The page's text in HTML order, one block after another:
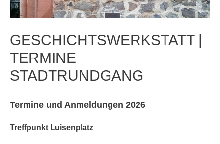
GESCHICHTSWERKSTATT |
TERMINE
STADTRUNDGANG
Termine und Anmeldungen 2026
Treffpunkt Luisenplatz